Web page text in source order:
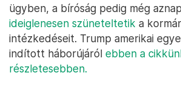
ügyben, a bíróság pedig még
ideiglenesen szüneteltetik a
intézkedéseit. Trump amerikai
indított háborújáról ebben a
részletesebben.